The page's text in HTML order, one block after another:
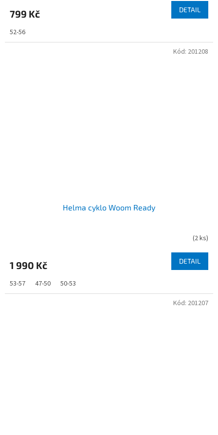
799 Kč DETAIL
52-56
Helma cyklo Woom Ready
(2 ks)
1 990 Kč DETAIL
53-57 47-50 50-53
Kód: 201208
Kód: 201207